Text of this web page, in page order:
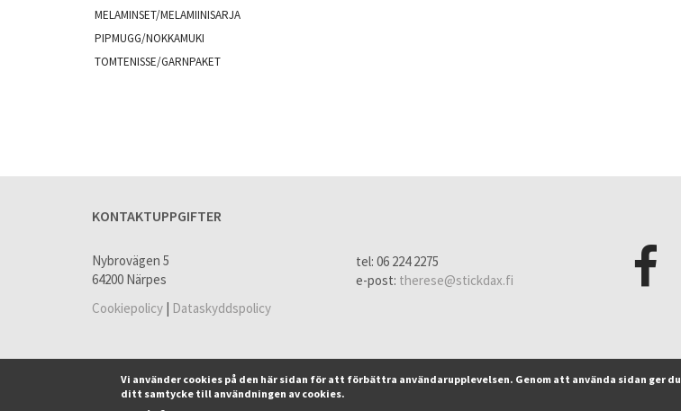
MELAMINSET/MELAMIINISARJA
PIPMUGG/NOKKAMUKI
TOMTENISSE/GARNPAKET
KONTAKTUPPGIFTER
Nybrovägen 5
64200 Närpes
Cookiepolicy | Dataskyddspolicy
tel: 06 224 2275
e-post: therese@stickdax.fi
Vi använder cookies på den här sidan för att förbättra användarupplevelsen. Genom att använda sidan ger du
ditt samtycke till användningen av cookies.